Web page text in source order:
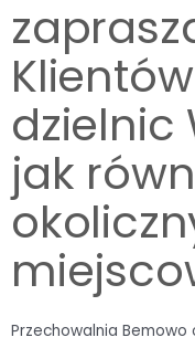
dzielnic
jak
Przechowalnia